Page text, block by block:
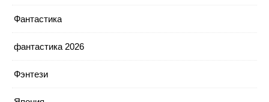
Фантастика
фантастика 2026
Фэнтези